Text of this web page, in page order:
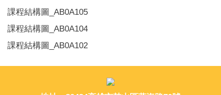
課程結構圖_AB0A105
課程結構圖_AB0A104
課程結構圖_AB0A102